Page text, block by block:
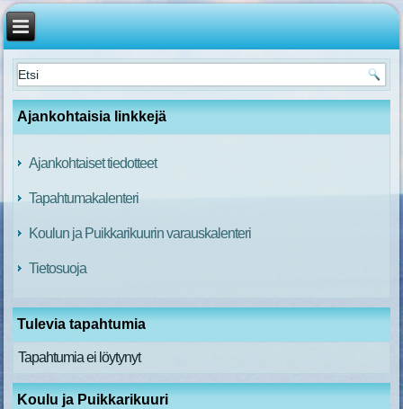
Ajankohtaisia linkkejä
Ajankohtaiset tiedotteet
Tapahtumakalenteri
Koulun ja Puikkarikuurin varauskalenteri
Tietosuoja
Tulevia tapahtumia
Tapahtumia ei löytynyt
Koulu ja Puikkarikuuri